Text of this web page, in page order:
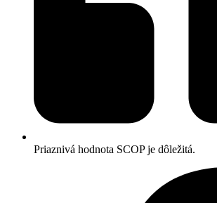
Priaznivá hodnota SCOP je dôležitá.